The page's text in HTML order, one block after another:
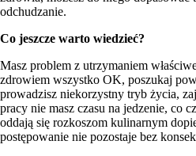
odchudzanie.
Co jeszcze warto wiedzieć?
Masz problem z utrzymaniem
zdrowiem wszystko OK, poszukaj
prowadzisz niekorzystny tryb życia,
pracy nie masz czasu na jedzenie, co
oddają się rozkoszom kulinarnym
postępowanie nie pozostaje bez